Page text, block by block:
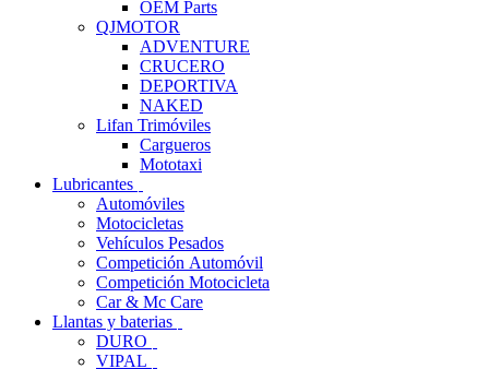
OEM Parts
QJMOTOR
ADVENTURE
CRUCERO
DEPORTIVA
NAKED
Lifan Trimóviles
Cargueros
Mototaxi
Lubricantes
Automóviles
Motocicletas
Vehículos Pesados
Competición Automóvil
Competición Motocicleta
Car & Mc Care
Llantas y baterias
DURO
VIPAL